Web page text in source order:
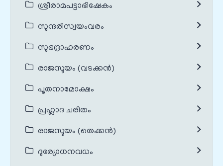
ശ്രീരാമപട്ടാഭിഷേകം
സുന്ദരീസ്വയംവരം
സുഭദ്രാഹരണം
രാജസൂയം (വടക്കൻ)
പൂതനാമോക്ഷം
പ്രഹ്ലാദ ചരിതം
രാജസൂയം (തെക്കൻ)
ദുര്യോധനവധം